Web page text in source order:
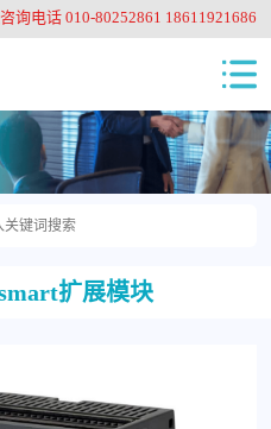
询电话 010-80252861 18611921686
扩展模块